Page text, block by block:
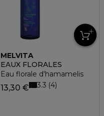
MELVITA
EAUX FLORALES
Eau florale d'hamamelis
13,30 € 3.3 4